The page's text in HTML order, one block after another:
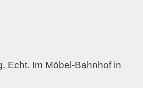
Echt. Im Möbel-Bahnhof in